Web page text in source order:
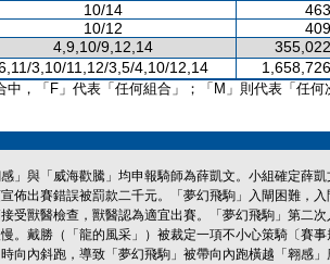
10/14
10/12
4,9,10/9,12,14
3,10/11,12/3,5/4,10/12,14
中，「F」代表「任何組合」；「M」則代表「任何
」與「威海歡騰」均申報騎師為薛凱文。小組確定薛
佈出賽錯誤被罰款二千元。「夢幻飛駒」入閘困難，
受獸醫檢查，獸醫認為適宜出賽。「夢幻飛駒」第二
。戴勝（「龍的風采」）被裁定一項不小心策騎〔賽
向內斜跑，導致「夢幻飛駒」被帶向內跑橫越「翱感